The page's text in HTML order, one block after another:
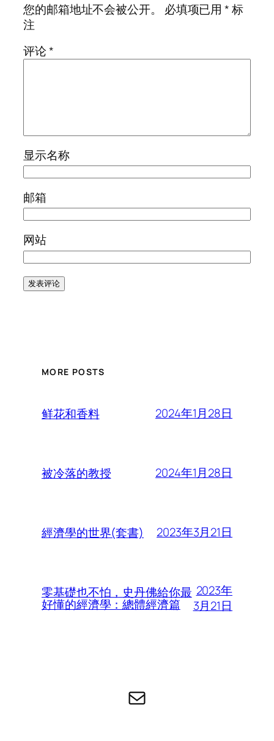
您的邮箱地址不会被公开。
必填项已用*标
注
评论*
显示名称
邮箱
网站
MORE POSTS
鲜花和香料 2024年1月28日
被冷落的教授 2024年1月28日
經濟學的世界(套書) 2023年3月21日
零基礎也不怕，史丹佛給你最
好懂的經濟學：總體經濟篇
2023年
3月21日
电子邮件